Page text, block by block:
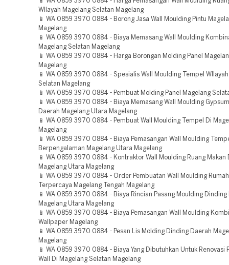
WIlayah Magelang Selatan Magelang
📱 WA 0859 3970 0884 - Borong Jasa Wall Moulding Pintu
Magelang
📱 WA 0859 3970 0884 - Biaya Memasang Wall Moulding
Magelang Selatan Magelang
📱 WA 0859 3970 0884 - Harga Borongan Molding Panel
Magelang
📱 WA 0859 3970 0884 - Spesialis Wall Moulding Tempel
Selatan Magelang
📱 WA 0859 3970 0884 - Pembuat Molding Panel Magelang
📱 WA 0859 3970 0884 - Biaya Memasang Wall Moulding
Daerah Magelang Utara Magelang
📱 WA 0859 3970 0884 - Pembuat Wall Moulding Tempel Di
Magelang
📱 WA 0859 3970 0884 - Biaya Pemasangan Wall Moulding
Berpengalaman Magelang Utara Magelang
📱 WA 0859 3970 0884 - Kontraktor Wall Moulding Ruang Makan
Magelang Utara Magelang
📱 WA 0859 3970 0884 - Order Pembuatan Wall Moulding
Terpercaya Magelang Tengah Magelang
📱 WA 0859 3970 0884 - Biaya Rincian Pasang Moulding Dinding
Magelang Utara Magelang
📱 WA 0859 3970 0884 - Biaya Pemasangan Wall Moulding
Wallpaper Magelang
📱 WA 0859 3970 0884 - Pesan Lis Molding Dinding Daerah
Magelang
📱 WA 0859 3970 0884 - Biaya Yang Dibutuhkan Untuk Renovasi
Wall Di Magelang Selatan Magelang